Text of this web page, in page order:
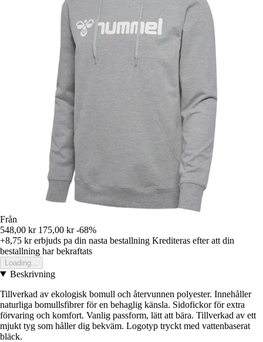
Från
548,00 kr 175,00 kr -68%
+8,75 krerbjuds pa din nasta bestallning Krediteras efter att din
bestallning har bekraftats
Loading...
Beskrivning
Tillverkad av ekologisk bomull och återvunnen polyester. Innehåller
naturliga bomullsfibrer för en behaglig känsla. Sidofickor för extra
förvaring och komfort. Vanlig passform, lätt att bära. Tillverkad av ett
mjukt tyg som håller dig bekväm. Logotyp tryckt med vattenbaserat
bläck.